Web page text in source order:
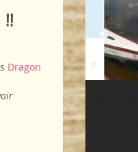
Dragon